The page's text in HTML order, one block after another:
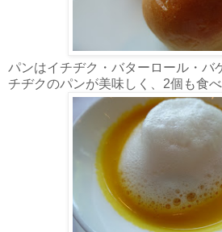
パンはイチヂク・バターロール・バ
チヂクのパンが美味しく、2個も食べ